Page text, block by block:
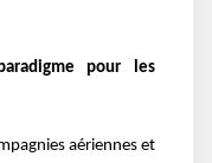
pour les
aériennes et